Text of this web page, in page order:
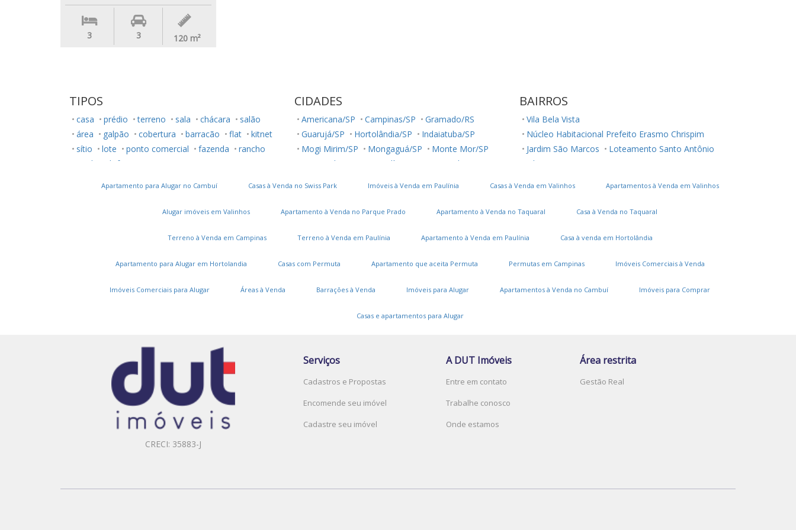
3 3 120 m²
TIPOS
casa prédio terreno sala chácara
salão
área
galpão cobertura barracão flat
kitnet
sítio
lote ponto comercial fazenda
rancho
studio
loft
CIDADES
Americana/SP Campinas/SP
Gramado/RS
Guarujá/SP
Hortolândia/SP
Indaiatuba/SP
Mogi Mirim/SP
Mongaguá/SP
Monte Mor/SP
Nova Odessa/SP
Paulínia/SP
Piracicaba/SP
BAIRROS
Vila Bela Vista
Núcleo Habitacional Prefeito Erasmo Chrispim
Jardim São Marcos
Loteamento Santo Antônio
Vila Cassaro
Apartamento para Alugar no Cambuí Casas à Venda no Swiss Park Imóveis à Venda em Paulínia Casas à Venda em Valinhos Apartamentos à Venda em Valinhos
Alugar imóveis em Valinhos Apartamento à Venda no Parque Prado Apartamento à Venda no Taquaral Casa à Venda no Taquaral
Terreno à Venda em Campinas Terreno à Venda em Paulínia Apartamento à Venda em Paulínia Casa à venda em Hortolândia
Apartamento para Alugar em Hortolandia Casas com Permuta Apartamento que aceita Permuta Permutas em Campinas Imóveis Comerciais à Venda
Imóveis Comerciais para Alugar Áreas à Venda Barrações à Venda Imóveis para Alugar Apartamentos à Venda no Cambuí Imóveis para Comprar
Casas e apartamentos para Alugar
CRECI: 35883-J
Serviços
Cadastros e Propostas
Encomende seu imóvel
Cadastre seu imóvel
A DUT Imóveis
Entre em contato
Trabalhe conosco
Onde estamos
Área restrita
Gestão Real